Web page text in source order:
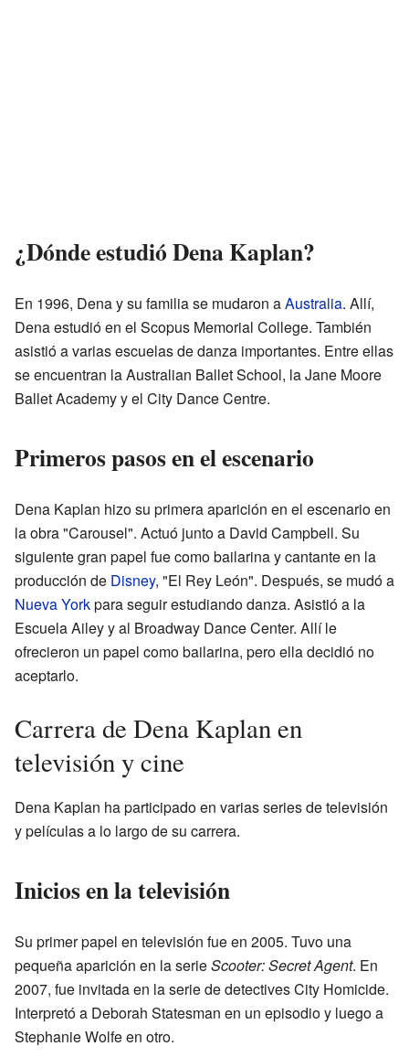
¿Dónde estudió Dena Kaplan?
En 1996, Dena y su familia se mudaron aAustralia. Allí,
Dena estudió en el Scopus Memorial College. También
asistió a varias escuelas de danza importantes. Entre ellas
se encuentran la Australian Ballet School, la Jane Moore
Ballet Academy y el City Dance Centre.
Primeros pasos en el escenario
Dena Kaplan hizo su primera aparición en el escenario en
la obra "Carousel". Actuó junto a David Campbell. Su
siguiente gran papel fue como bailarina y cantante en la
producción de Disney, "El Rey León". Después, se mudó a
Nueva Yorkpara seguir estudiando danza. Asistió a la
Escuela Ailey y al Broadway Dance Center. Allí le
ofrecieron un papel como bailarina, pero ella decidió no
aceptarlo.
Carrera de Dena Kaplan en
televisión y cine
Dena Kaplan ha participado en varias series de televisión
y películas a lo largo de su carrera.
Inicios en la televisión
Su primer papel en televisión fue en 2005. Tuvo una
pequeña aparición en la serieScooter: Secret Agent. En
2007, fue invitada en la serie de detectives City Homicide.
Interpretó a Deborah Statesman en un episodio y luego a
Stephanie Wolfe en otro.